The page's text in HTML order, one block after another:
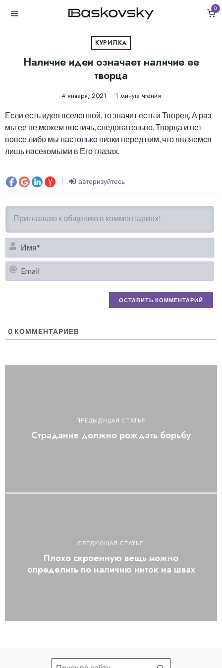
0
КУРИЛКА
Наличие идеи означает наличие ее
творца
4 января, 2021 1 минута чтения
Если есть идея вселенной, то значит есть и Творец. А раз
мы ее не можем постичь, следовательно, Творца и нет
вовсе либо мы настолько низки перед ним, что являемся
лишь насекомыми в Его глазах.
авторизуйтесь
0 КОММЕНТАРИЕВ
ПРЕДЫДУЩАЯ СТАТЬЯ
Страдание должно рождать борьбу
СЛЕДУЮЩАЯ СТАТЬЯ
Плохо скроенную вещь можно
определить по наличию ниток на швах